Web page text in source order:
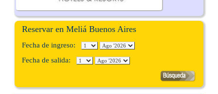
Reservar en Meliá Buenos Aires
Fecha de ingreso:
Fecha de salida: